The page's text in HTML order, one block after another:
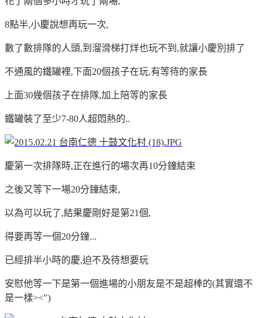
8點半,小慶說想再玩一次,
數了數排隊的人頭,到溜滑梯打烊也玩不到,就讓小慶別排了
不通風的鐵罐裡,下面20個孩子在玩,有等待的家長
上面30幾個孩子在排隊,加上陪等的家長
鐵罐裝了至少7-80人超悶熱的..
慶第一次排隊時,正在進行的場次再10分鐘結束
之後又等下一場20分鐘結束,
以為可以玩了,結果慶剛好是第21個,
得要再等一個20分鐘...
已經排半小時的慶,迫不及待想要玩
安慰他等一下是第一個進場的小朋友是不是超棒的(其實還不
是一樣><")